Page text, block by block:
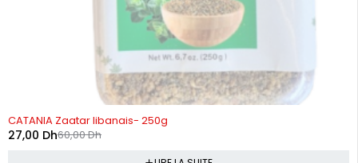
RUPTURE DE STOCK
CATANIA Zaatar libanais- 250g
60,00Dh
27,00 Dh